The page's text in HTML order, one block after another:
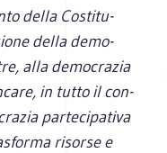
della Costi­tu­
della demo­
alla demo­cra­zia
in tutto il con­
par­te­ci­pa­tiva
risorse e